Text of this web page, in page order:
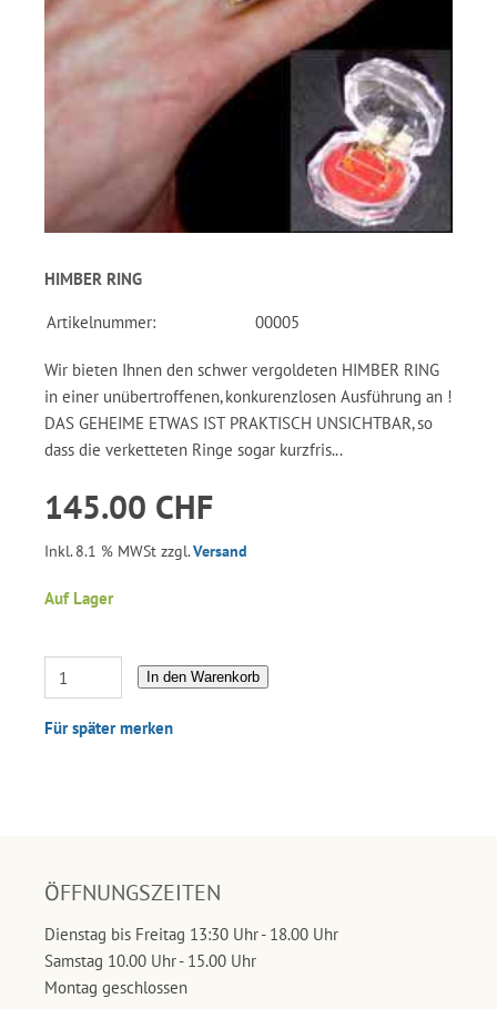
HIMBER RING
Artikelnummer: 00005
Wir bieten Ihnen den schwer vergoldeten HIMBER RING
in einer unübertroffenen, konkurenzlosen Ausführung an !
DAS GEHEIME ETWAS IST PRAKTISCH UNSICHTBAR, so
dass die verketteten Ringe sogar kurzfris...
145.00 CHF
Inkl. 8.1 % MWSt zzgl.Versand
Auf Lager
In den Warenkorb
Für später merken
ÖFFNUNGSZEITEN
Dienstag bis Freitag 13:30 Uhr - 18.00 Uhr
Samstag 10.00 Uhr - 15.00 Uhr
Montag geschlossen